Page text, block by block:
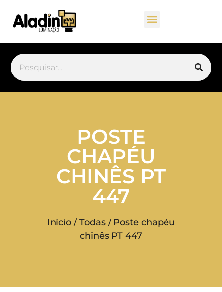
POSTE
CHAPÉU
CHINÊS PT
447
Início /Todas / Poste chapéu
chinês PT 447